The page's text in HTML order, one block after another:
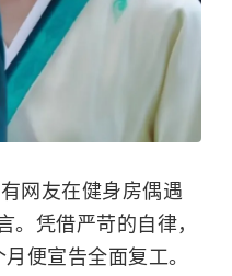
网友在健身房偶遇
。凭借严苛的自律，
便宣告全面复工。